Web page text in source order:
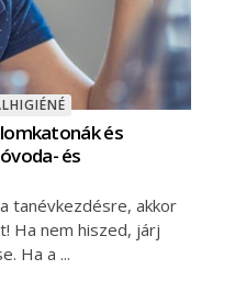
és
és
tanévkezdésre, akkor
Ha nem hiszed, járj
Ha a